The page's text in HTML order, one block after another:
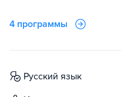
4 программы
русский язык